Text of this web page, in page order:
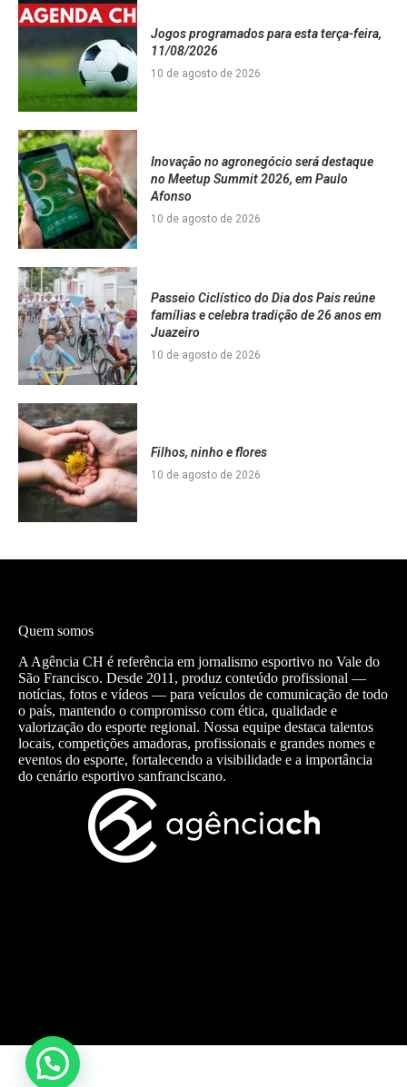
Jogos programados para esta terça-feira,
11/08/2026
10 de agosto de 2026
Inovação no agronegócio será destaque
no Meetup Summit 2026, em Paulo
Afonso
10 de agosto de 2026
Passeio Ciclístico do Dia dos Pais reúne
famílias e celebra tradição de 26 anos em
Juazeiro
10 de agosto de 2026
Filhos, ninho e flores
10 de agosto de 2026
Quem somos
A Agência CH é referência em jornalismo esportivo no Vale do
São Francisco. Desde 2011, produz conteúdo profissional —
notícias, fotos e vídeos — para veículos de comunicação de todo
o país, mantendo o compromisso com ética, qualidade e
valorização do esporte regional. Nossa equipe destaca talentos
locais, competições amadoras, profissionais e grandes nomes e
eventos do esporte, fortalecendo a visibilidade e a importância
do cenário esportivo sanfranciscano.